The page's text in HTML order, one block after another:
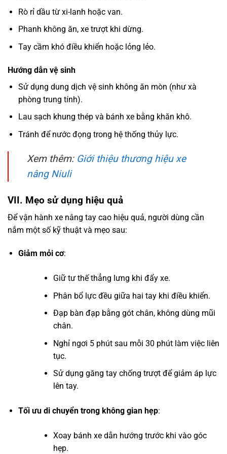
Rò rỉ dầu từ xi-lanh hoặc van.
Phanh không ăn, xe trượt khi dừng.
Tay cầm khó điều khiển hoặc lỏng lẻo.
Hướng dẫn vệ sinh
Sử dụng dung dịch vệ sinh không ăn mòn (như xà
phòng trung tính).
Lau sạch khung thép và bánh xe bằng khăn khô.
Tránh để nước đọng trong hệ thống thủy lực.
Xem thêm: Giới thiệu thương hiệu xe
nâng Niuli
VII. Mẹo sử dụng hiệu quả
Để vận hành xe nâng tay cao hiệu quả, người dùng cần
nắm một số kỹ thuật và mẹo sau:
Giảm mỏi cơ:
Giữ tư thế thẳng lưng khi đẩy xe.
Phân bổ lực đều giữa hai tay khi điều khiển.
Đạp bàn đạp bằng gót chân, không dùng mũi
chân.
Nghỉ ngơi 5 phút sau mỗi 30 phút làm việc liên
tục.
Sử dụng găng tay chống trượt để giảm áp lực
lên tay.
Tối ưu di chuyển trong không gian hẹp:
Xoay bánh xe dẫn hướng trước khi vào góc
hẹp.